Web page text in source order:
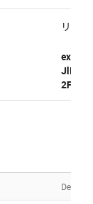
リス